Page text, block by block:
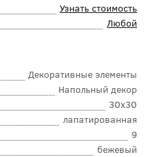
Узнать стоимость
Любой
Декоративные элементы
Напольный декор
30x30
лапатированная
9
бежевый